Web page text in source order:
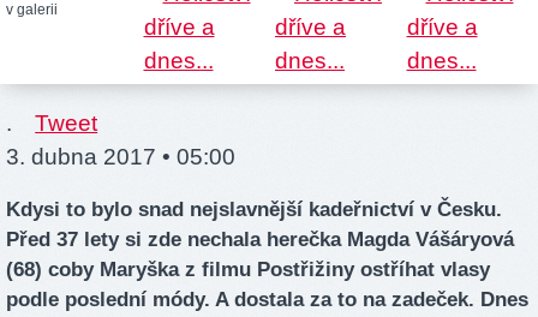
v galerii
.
Tweet
3. dubna 2017 • 05:00
Kdysi to bylo snad nejslavnější kadeřnictví v Česku.
Před 37 lety si zde nechala herečka Magda Vášáryová
(68) coby Maryška z filmu Postřižiny ostříhat vlasy
podle poslední módy. A dostala za to na zadeček. Dnes